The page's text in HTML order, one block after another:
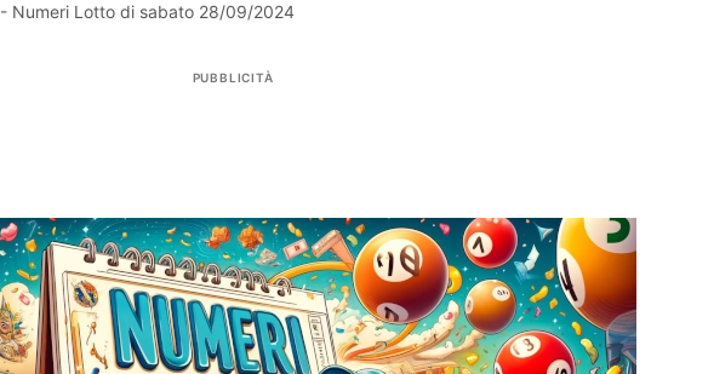
- Numeri Lotto di sabato 28/09/2024
PUBBLICITÀ